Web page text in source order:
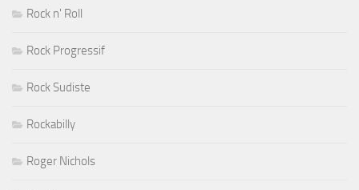
Rock n' Roll
Rock Progressif
Rock Sudiste
Rockabilly
Roger Nichols